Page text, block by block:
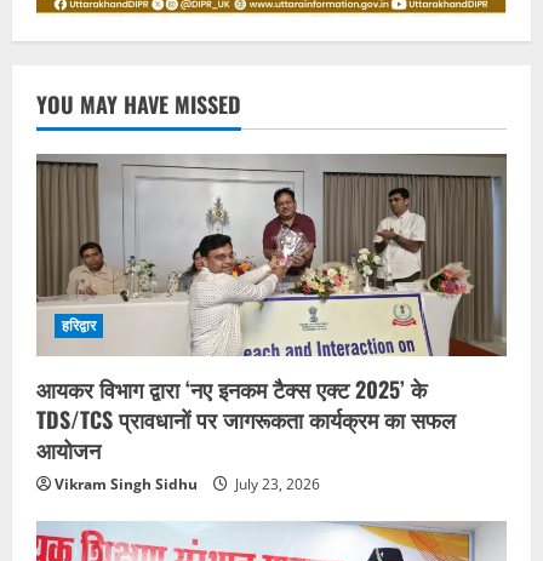
YOU MAY HAVE MISSED
हरिद्वार
आयकर विभाग द्वारा ‘नए इनकम टैक्स एक्ट 2025’ के
TDS/TCS प्रावधानों पर जागरूकता कार्यक्रम का सफल
आयोजन
Vikram Singh Sidhu July 23, 2026